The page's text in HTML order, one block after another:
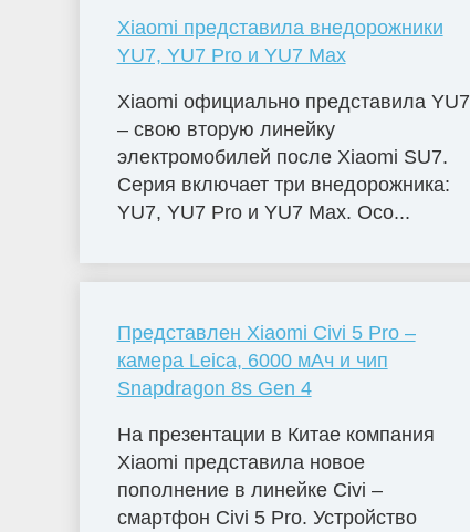
Xiaomi представила внедорожники
YU7, YU7 Pro и YU7 Max
Xiaomi официально представила YU7
– свою вторую линейку
электромобилей после Xiaomi SU7.
Серия включает три внедорожника:
YU7, YU7 Pro и YU7 Max. Осо...
Представлен Xiaomi Civi 5 Pro –
камера Leica, 6000 мАч и чип
Snapdragon 8s Gen 4
На презентации в Китае компания
Xiaomi представила новое
пополнение в линейке Civi –
смартфон Civi 5 Pro. Устройство